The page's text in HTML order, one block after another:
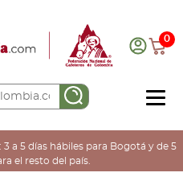
0
a 5 días hábiles para Bogotá y de 5
el resto del país.